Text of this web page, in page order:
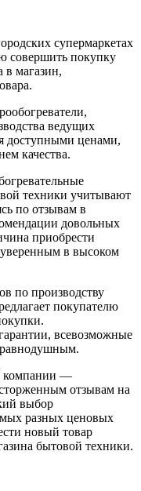
супермаркетах
совершить покупку
в магазин,
ведущих
доступными ценами,
качества.
техники учитывают
по отзывам в
довольных
приобрести
в высоком
по производству
покупателю
всевозможные
равнодушным.
компании —
отзывам на
выбор
разных ценовых
новый товар
бытовой техники.